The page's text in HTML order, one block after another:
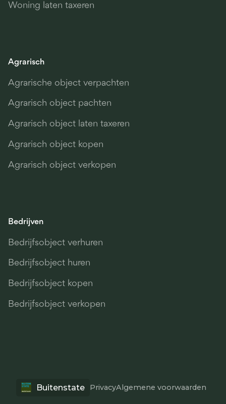
Woning laten taxeren
Agrarisch
Agrarische object verpachten
Agrarisch object pachten
Agrarisch object laten taxeren
Agrarisch object kopen
Agrarisch object verkopen
Bedrijven
Bedrijfsobject verhuren
Bedrijfsobject huren
Bedrijfsobject kopen
Bedrijfsobject verkopen
Buitenstate PrivacyAlgemene voorwaarden